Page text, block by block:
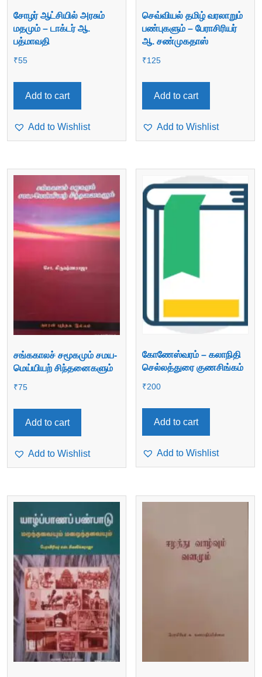
சோழர் ஆட்சியில் அரசும்
மதமும் – டாக்டர் ஆ.
பத்மாவதி
₹55
Add to cart
Add to Wishlist
செவ்வியல் தமிழ் வரலாறும்
பண்புகளும் – பேராசிரியர்
ஆ. சண்முகதாஸ்
₹125
Add to cart
Add to Wishlist
சங்ககாலச் சமூகமும் சமய-
மெய்யியற் சிந்தனைகளும்
₹75
Add to cart
Add to Wishlist
கோணேஸ்வரம் – கலாநிதி
செல்லத்துரை குணசிங்கம்
₹200
Add to cart
Add to Wishlist